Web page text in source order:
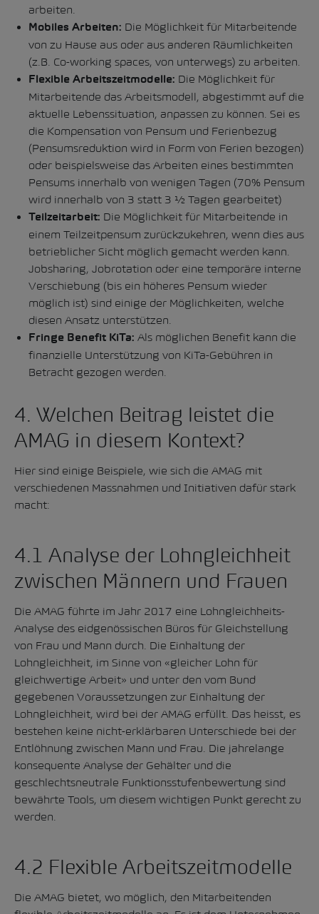
arbeiten.
Mobiles Arbeiten: Die Möglichkeit für Mitarbeitende
von zu Hause aus oder aus anderen Räumlichkeiten
(z.B. Co-working spaces, von unterwegs) zu arbeiten.
Flexible Arbeitszeitmodelle: Die Möglichkeit für
Mitarbeitende das Arbeitsmodell, abgestimmt auf die
aktuelle Lebenssituation, anpassen zu können. Sei es
die Kompensation von Pensum und Ferienbezug
(Pensumsreduktion wird in Form von Ferien bezogen)
oder beispielsweise das Arbeiten eines bestimmten
Pensums innerhalb von wenigen Tagen (70% Pensum
wird innerhalb von 3 statt 3 ½ Tagen gearbeitet)
Teilzeitarbeit: Die Möglichkeit für Mitarbeitende in
einem Teilzeitpensum zurückzukehren, wenn dies aus
betrieblicher Sicht möglich gemacht werden kann.
Jobsharing, Jobrotation oder eine temporäre interne
Verschiebung (bis ein höheres Pensum wieder
möglich ist) sind einige der Möglichkeiten, welche
diesen Ansatz unterstützen.
Fringe Benefit KiTa: Als möglichen Benefit kann die
finanzielle Unterstützung von KiTa-Gebühren in
Betracht gezogen werden.
4. Welchen Beitrag leistet die
AMAG in diesem Kontext?
Hier sind einige Beispiele, wie sich die AMAG mit
verschiedenen Massnahmen und Initiativen dafür stark
macht:
4.1 Analyse der Lohngleichheit
zwischen Männern und Frauen
Die AMAG führte im Jahr 2017 eine Lohngleichheits-
Analyse des eidgenössischen Büros für Gleichstellung
von Frau und Mann durch. Die Einhaltung der
Lohngleichheit, im Sinne von «gleicher Lohn für
gleichwertige Arbeit» und unter den vom Bund
gegebenen Voraussetzungen zur Einhaltung der
Lohngleichheit, wird bei der AMAG erfüllt. Das heisst, es
bestehen keine nicht-erklärbaren Unterschiede bei der
Entlöhnung zwischen Mann und Frau. Die jahrelange
konsequente Analyse der Gehälter und die
geschlechtsneutrale Funktionsstufenbewertung sind
bewährte Tools, um diesem wichtigen Punkt gerecht zu
werden.
4.2 Flexible Arbeitszeitmodelle
Die AMAG bietet, wo möglich, den Mitarbeitenden